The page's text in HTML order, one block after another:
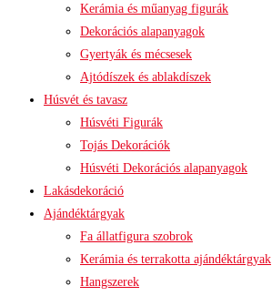
Kerámia és műanyag figurák
Dekorációs alapanyagok
Gyertyák és mécsesek
Ajtódíszek és ablakdíszek
Húsvét és tavasz
Húsvéti Figurák
Tojás Dekorációk
Húsvéti Dekorációs alapanyagok
Lakásdekoráció
Ajándéktárgyak
Fa állatfigura szobrok
Kerámia és terrakotta ajándéktárgyak
Hangszerek